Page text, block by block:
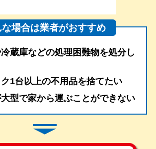
な場合は業者がおすすめ
蔵庫などの処理困難物を処分し
1台以上の不用品を捨てたい
型で家から運ぶことができない